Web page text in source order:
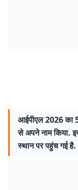
आईपीएल 2026 का
से अपने नाम किया.
स्थान पर पहुंच गई है.